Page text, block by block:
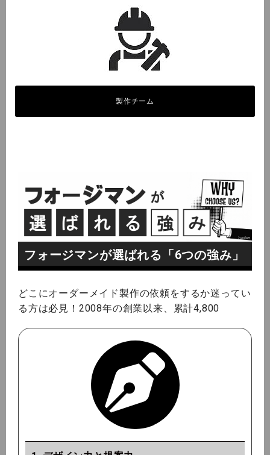
製作チーム
フォージマンが選ばれる「6つの強み」
どこにオーダーメイド製作の依頼をするか迷ってい
る方は必見！2008年の創業以来、累計4,800